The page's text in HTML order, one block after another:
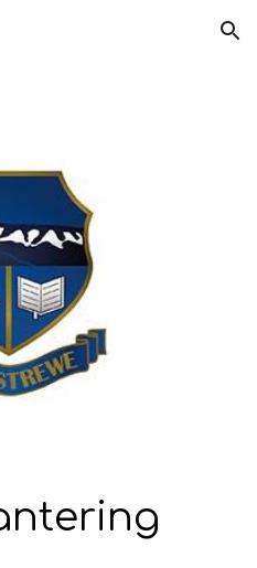
Skip to navigation